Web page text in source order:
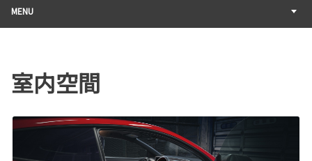
MENU
室内空間